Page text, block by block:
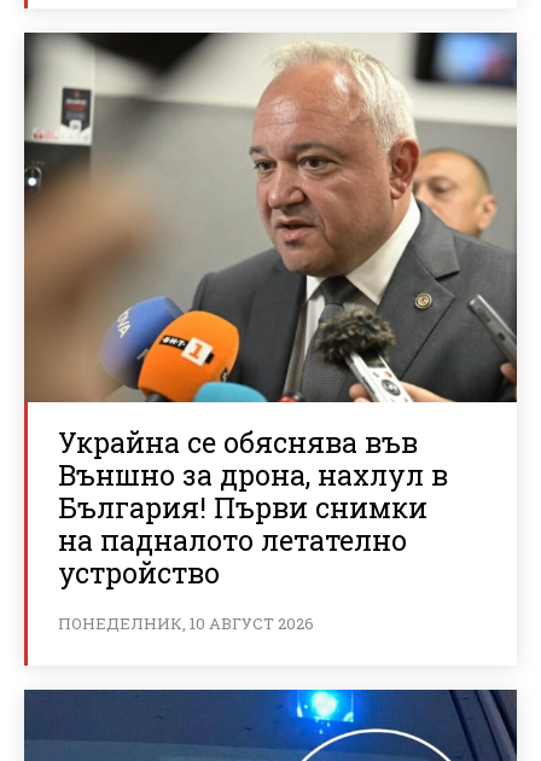
Украйна се обяснява във
Външно за дрона, нахлул в
България! Първи снимки
на падналото летателно
устройство
ПОНЕДЕЛНИК, 10 АВГУСТ 2026